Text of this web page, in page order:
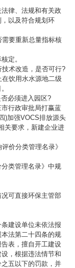
律、法规和有关政
以及符合规划环
要重新总量指标核
定。
术改造，是否可行?
饮用水水源地二级
必须进入园区?
行政审批局打赢蓝
)加强VOCS排放源头
关要求，新建企业进
价分类管理名录》
类管理名录》中规
可直接环保主管部
建设单位未依法报
法第二十四条的规
表，擅自开工建设
，根据违法情节和
五以下的罚款，并